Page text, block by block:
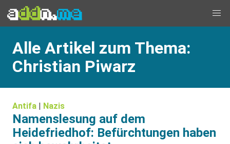
Alle Artikel zum Thema:
Christian Piwarz
Antifa | Nazis
Namenslesung auf dem
Heidefriedhof: Befürchtungen haben